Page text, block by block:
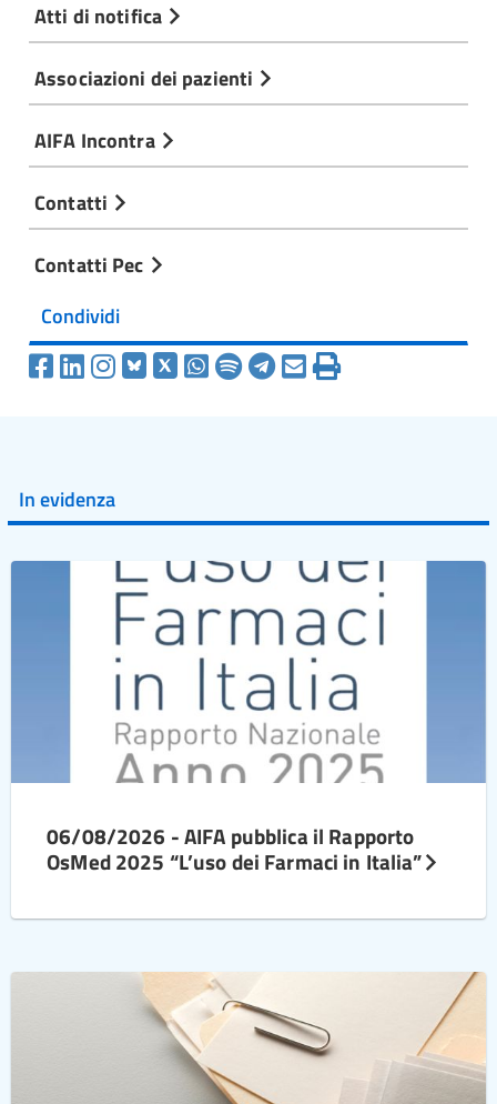
Atti di notifica
Associazioni dei pazienti
AIFA Incontra
Contatti
Contatti Pec
Condividi
In evidenza
06/08/2026 - AIFA pubblica il Rapporto
OsMed 2025 “L’uso dei Farmaci in Italia”